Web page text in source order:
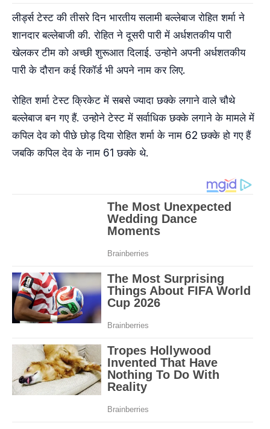
लीर्ड्स टेस्ट की तीसरे दिन भारतीय सलामी बल्लेबाज रोहित शर्मा ने
शानदार बल्लेबाजी की. रोहित ने दूसरी पारी में अर्धशतकीय पारी
खेलकर टीम को अच्छी शुरूआत दिलाई. उन्होने अपनी अर्धशतकीय
पारी के दौरान कई रिकॉर्ड भी अपने नाम कर लिए.
रोहित शर्मा टेस्ट क्रिकेट में सबसे ज्यादा छक्के लगाने वाले चौथे
बल्लेबाज बन गए हैं. उन्होने टेस्ट में सर्वाधिक छक्के लगाने के मामले में
कपिल देव को पीछे छोड़ दिया रोहित शर्मा के नाम 62 छक्के हो गए हैं
जबकि कपिल देव के नाम 61 छक्के थे.